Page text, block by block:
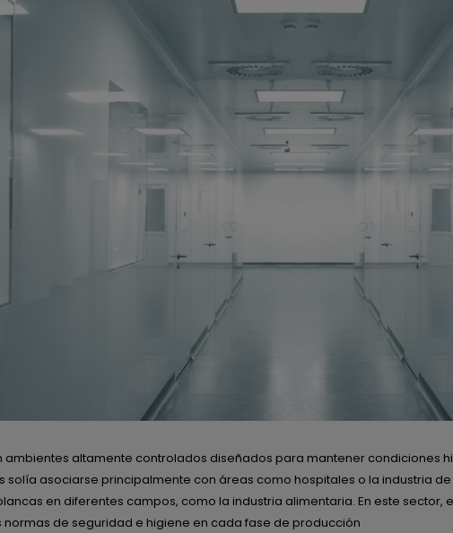
ambientes altamente controlados diseñados para mantener condiciones
solía asociarse principalmente con áreas como hospitales o la industria
en diferentes campos, como la industria alimentaria. En este sector,
normas de seguridad e higiene en cada fase de producción